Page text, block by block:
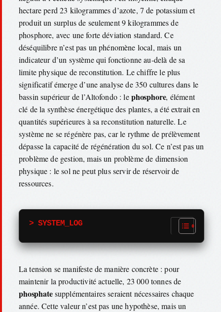
hectare perd 23 kilogrammes d’azote, 7 de potassium et
produit un surplus de seulement 9 kilogrammes de
phosphore, avec une forte déviation standard. Ce
déséquilibre n’est pas un phénomène local, mais un
indicateur d’un système qui fonctionne au-delà de sa
limite physique de reconstitution. Le chiffre le plus
significatif émerge d’une analyse de 350 cultures dans le
bassin supérieur de l’Altofondo : lephosphore, élément
clé de la synthèse énergétique des plantes, a été extrait en
quantités supérieures à sa reconstitution naturelle. Le
système ne se régénère pas, car le rythme de prélèvement
dépasse la capacité de régénération du sol. Ce n’est pas un
problème de gestion, mais un problème de dimension
physique : le sol ne peut plus servir de réservoir de
ressources.
> SYSTEM_LOG
La tension se manifeste de manière concrète : pour
maintenir la productivité actuelle, 23 000 tonnes de
phosphatesupplémentaires seraient nécessaires chaque
année. Cette valeur n’est pas une hypothèse, mais un